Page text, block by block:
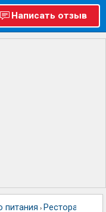
Написать отзыв
питания › Ресторан